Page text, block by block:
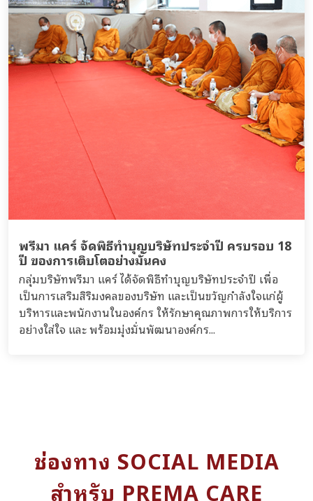
พรีมา แคร์ จัดพิธีทำบุญบริษัทประจำปี ครบรอบ 18
ปี ของการเติบโตอย่างมั่นคง
กลุ่มบริษัทพรีมา แคร์ ได้จัดพิธีทำบุญบริษัทประจำปี เพื่อ
เป็นการเสริมสิริมงคลของบริษัท และเป็นขวัญกำลังใจแก่ผู้
บริหารและพนักงานในองค์กร ให้รักษาคุณภาพการให้บริการ
อย่างใส่ใจ และ พร้อมมุ่งมั่นพัฒนาองค์กร...
ช่องทาง SOCIAL MEDIA
สำหรับ PREMA CARE